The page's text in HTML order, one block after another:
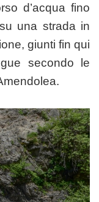
d’acqua fino
una strada in
giunti fin qui
secondo le